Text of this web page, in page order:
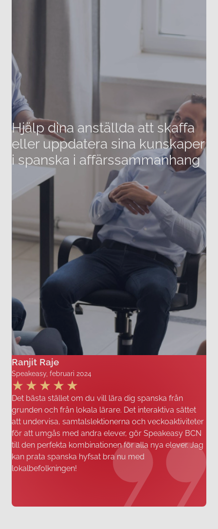
Hjälp dina anställda att skaffa
eller uppdatera sina kunskaper
i spanska i affärssammanhang
Ranjit Raje
Speakeasy, februari 2024
Det bästa stället om du vill lära dig spanska från
grunden och från lokala lärare. Det interaktiva sättet
att undervisa, samtalslektionerna och veckoaktiviteter
för att umgås med andra elever, gör Speakeasy BCN
till den perfekta kombinationen för alla nya elever. Jag
kan prata spanska hyfsat bra nu med
lokalbefolkningen!